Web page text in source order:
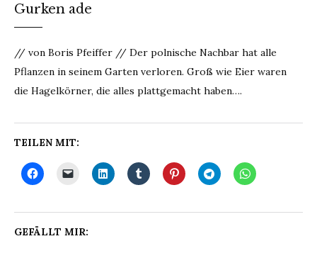
Gurken ade
// von Boris Pfeiffer // Der polnische Nachbar hat alle
Pflanzen in seinem Garten verloren. Groß wie Eier waren
die Hagelkörner, die alles plattgemacht haben….
TEILEN MIT:
GEFÄLLT MIR: